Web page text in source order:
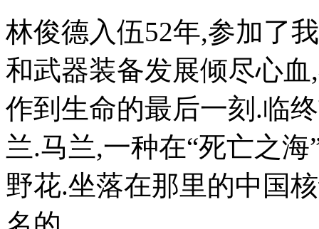
林俊德入伍52年,参加了
和武器装备发展倾尽心
作到生命的最后一刻.临
兰.马兰,一种在“死亡之
野花.坐落在那里的中国